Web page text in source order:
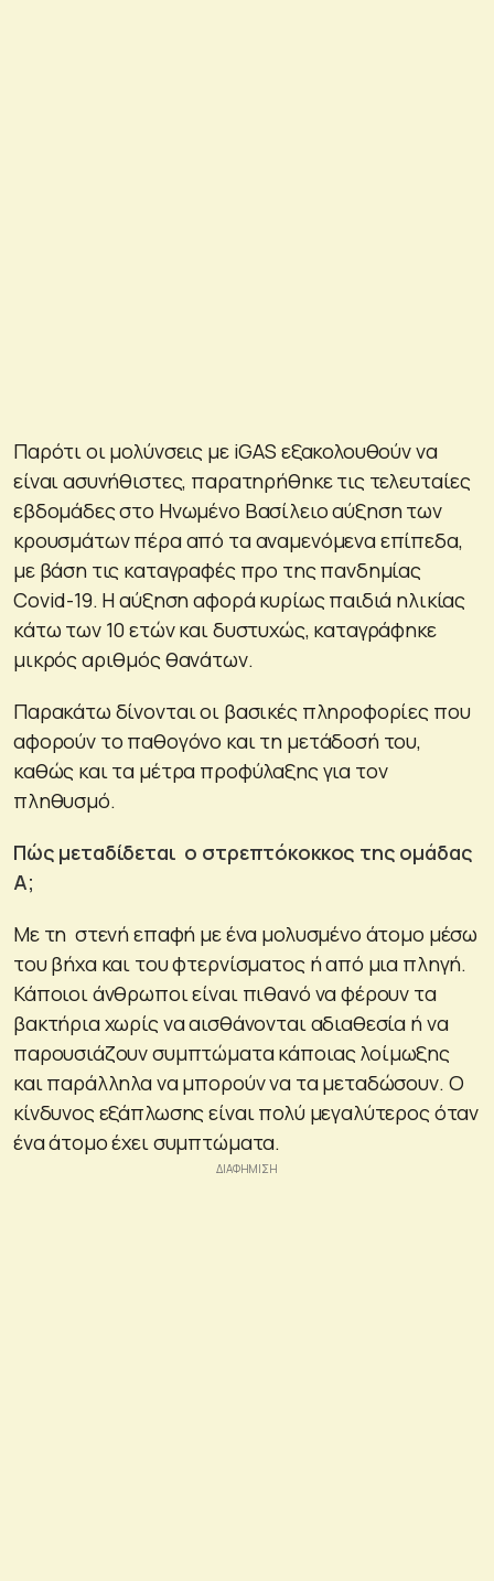
Παρότι οι μολύνσεις με iGAS εξακολουθούν να
είναι ασυνήθιστες, παρατηρήθηκε τις τελευταίες
εβδομάδες στο Ηνωμένο Βασίλειο αύξηση των
κρουσμάτων πέρα από τα αναμενόμενα επίπεδα,
με βάση τις καταγραφές πρo της πανδημίας
Covid-19. Η αύξηση αφορά κυρίως παιδιά ηλικίας
κάτω των 10 ετών και δυστυχώς, καταγράφηκε
μικρός αριθμός θανάτων.
Παρακάτω δίνονται οι βασικές πληροφορίες που
αφορούν το παθογόνο και τη μετάδοσή του,
καθώς και τα μέτρα προφύλαξης για τον
πληθυσμό.
Πώς μεταδίδεται ο στρεπτόκοκκος της ομάδας
Α;
Με τη στενή επαφή με ένα μολυσμένο άτομο μέσω
του βήχα και του φτερνίσματος ή από μια πληγή.
Κάποιοι άνθρωποι είναι πιθανό να φέρουν τα
βακτήρια χωρίς να αισθάνονται αδιαθεσία ή να
παρουσιάζουν συμπτώματα κάποιας λοίμωξης
και παράλληλα να μπορούν να τα μεταδώσουν. Ο
κίνδυνος εξάπλωσης είναι πολύ μεγαλύτερος όταν
ένα άτομο έχει συμπτώματα.